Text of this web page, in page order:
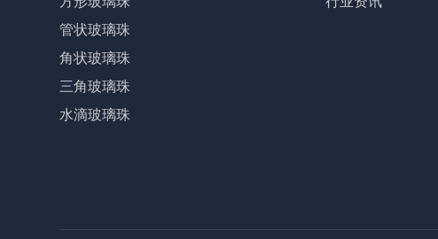
管状玻璃珠
角状玻璃珠
三角玻璃珠
水滴玻璃珠